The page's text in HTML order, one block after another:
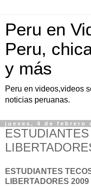
Peru en
Peru,
y más
Peru en videos,videos
noticias peruanas.
jueves, 4 de febrero
ESTUDIANTES
LIBERTADORES 2009